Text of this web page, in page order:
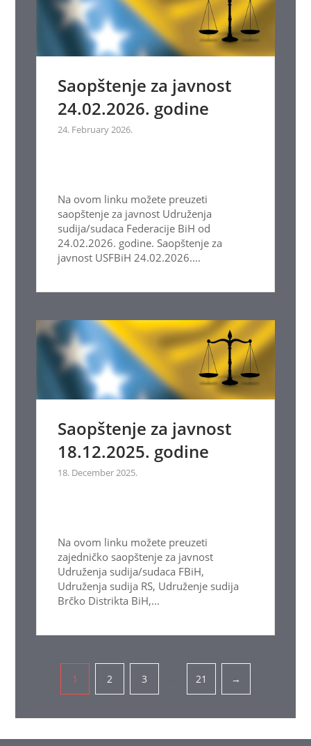
Saopštenje za javnost
24.02.2026. godine
24. February 2026.
Na ovom linku možete preuzeti
saopštenje za javnost Udruženja
sudija/sudaca Federacije BiH od
24.02.2026. godine. Saopštenje za
javnost USFBiH 24.02.2026....
Saopštenje za javnost
18.12.2025. godine
18. December 2025.
Na ovom linku možete preuzeti
zajedničko saopštenje za javnost
Udruženja sudija/sudaca FBiH,
Udruženja sudija RS, Udruženje sudija
Brčko Distrikta BiH,...
Pagination
1 2 3 21 →